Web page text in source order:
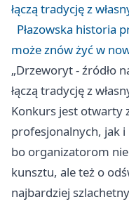
łączą tradycję z
Płazowska historia
może znów żyć w
„Drzeworyt - źródło
łączą tradycję z
Konkurs jest otwarty
profesjonalnych, jak
bo organizatorom
kunsztu, ale też o
najbardziej